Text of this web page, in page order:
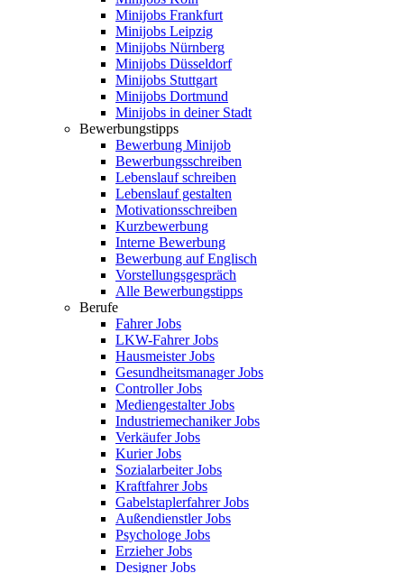
Minijobs Frankfurt
Minijobs Leipzig
Minijobs Nürnberg
Minijobs Düsseldorf
Minijobs Stuttgart
Minijobs Dortmund
Minijobs in deiner Stadt
Bewerbungstipps
Bewerbung Minijob
Bewerbungsschreiben
Lebenslauf schreiben
Lebenslauf gestalten
Motivationsschreiben
Kurzbewerbung
Interne Bewerbung
Bewerbung auf Englisch
Vorstellungsgespräch
Alle Bewerbungstipps
Berufe
Fahrer Jobs
LKW-Fahrer Jobs
Hausmeister Jobs
Gesundheitsmanager Jobs
Controller Jobs
Mediengestalter Jobs
Industriemechaniker Jobs
Verkäufer Jobs
Kurier Jobs
Sozialarbeiter Jobs
Kraftfahrer Jobs
Gabelstaplerfahrer Jobs
Außendienstler Jobs
Psychologe Jobs
Erzieher Jobs
Designer Jobs